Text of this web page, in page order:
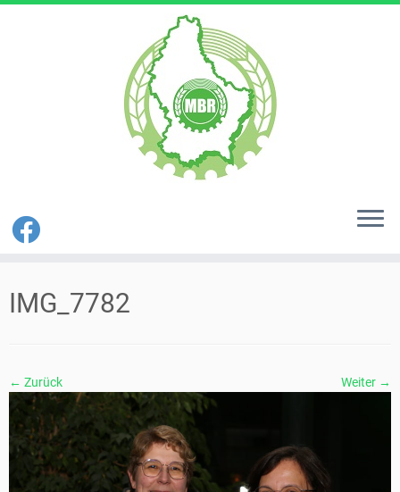
Inhalt
springen
IMG_7782
← Zurück Weiter →